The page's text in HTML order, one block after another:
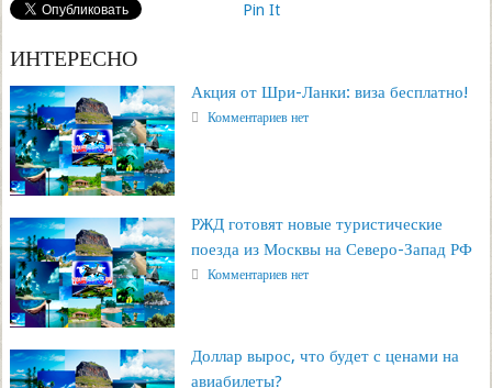
Pin It
ИНТЕРЕСНО
Акция от Шри-Ланки: виза бесплатно!
Комментариев нет
РЖД готовят новые туристические
поезда из Москвы на Северо-Запад РФ
Комментариев нет
Доллар вырос, что будет с ценами на
авиабилеты?